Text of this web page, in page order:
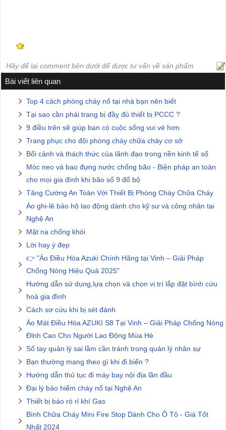
Hãy để lại comment bên dưới để được tư vấn về sản phẩm
Bài viết liên quan
Top 4 cách phòng cháy nổ tại nhà bạn nên biết
Tại sao cần phải trang bị đầy đủ thiết bị PCCC ?
9 điều trên sẽ giúp bạn có cuộc sống vui vẻ hơn
Trang phục cho đội phòng cháy chữa cháy cơ sở
Bối cảnh và thách thức của lãnh đạo trong nền kinh tế số
Móc neo và bao đựng nước chống bão - Biện pháp an toàn
cho mọi gia đình khi bão số 9 đổ bộ
Tăng Cường An Toàn Với Thiết Bị Phòng Cháy Chữa Cháy
Áo ghi-lê bảo hộ lao động dành cho kỹ sư và công nhân tại
Nghệ An
Mặt nạ chống khói
Lời hay ý đẹp
👉 "Áo Điều Hòa Azuki Chính Hãng tại Vinh – Giải Pháp
Chống Nóng Hiệu Quả 2025"
Hướng dẫn sử dụng,lựa chọn và chọn vị trí lắp đặt bình cứu
hoả gia đình
Cách sơ cứu khi bị sét đánh
Áo Mát Điều Hòa AZUKI S8 Tại Vinh – Giải Pháp Chống Nóng
Đỉnh Cao Cho Người Lao Động Mùa Hè
Sổ tay quản lý sai lầm cần tránh trong quản lý nhân sự
Bạn thường mang theo gì khi đi biển ?
Hướng dẫn thủ tục đi máy bay nội địa lần đầu
Đại lý bảo hiểm cháy nổ tại Nghệ An
Thiết bị báo rò rỉ khí Gas
Bình Chữa Cháy Mini Fire Stop Dành Cho Ô Tô - Giá Tốt
Nhất 2024